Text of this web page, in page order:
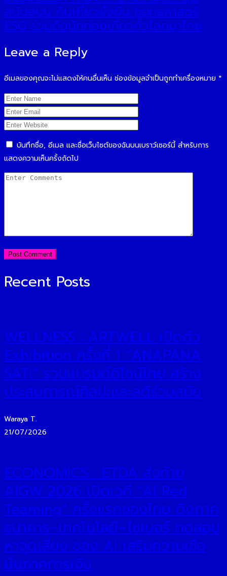
สนับสนุน กินเที่ยวยั่งยืน ชูยุทธศาสตร์
ESG ร่วมดึงนักท่องเที่ยวทั่วโลกมาไทย
Leave a Reply
อีเมลของคุณจะไม่แสดงให้คนอื่นเห็น ช่องข้อมูลจำเป็นถูกทำเครื่องหมาย *
บันทึกชื่อ, อีเมล และชื่อเว็บไซต์ของฉันบนเบราว์เซอร์นี้ สำหรับการ
แสดงความเห็นครั้งถัดไป
Recent Posts
WELLNESS : ARTWELL เปิดตัว
Exhibition ครั้งที่ 1 “ANAPANA
SATI” รวมแบรนด์ดีไซน์ไทย สร้าง
ประสบการณ์ศิลปะและสติร่วมสมัย
Waraya T.
21/07/2026
ECONOMICS : ETDA ส่งท้าย
AIGW 2026 เปิดเวที “AI Red
Teaming” ครั้งแรกของไทย ดึงภาค
ธนาคาร–เทคโนโลยี–ไซเบอร์ ทดสอบ
หาจุดเสี่ยง ของ AI เสริมความเชื่อ
มั่นภาคการเงิน